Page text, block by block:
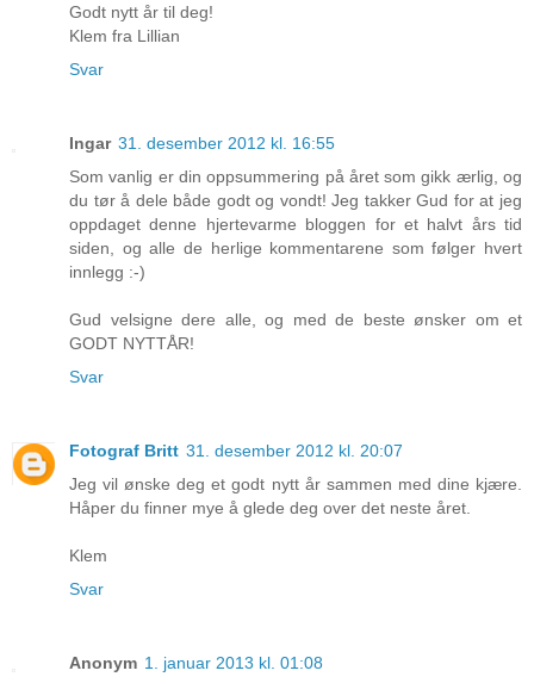
Godt nytt år til deg!
Klem fra Lillian
Svar
Ingar 31. desember 2012 kl. 16:55
Som vanlig er din oppsummering på året som gikk ærlig, og
du tør å dele både godt og vondt! Jeg takker Gud for at jeg
oppdaget denne hjertevarme bloggen for et halvt års tid
siden, og alle de herlige kommentarene som følger hvert
innlegg :-)
Gud velsigne dere alle, og med de beste ønsker om et
GODT NYTTÅR!
Svar
Fotograf Britt 31. desember 2012 kl. 20:07
Jeg vil ønske deg et godt nytt år sammen med dine kjære.
Håper du finner mye å glede deg over det neste året.
Klem
Svar
Anonym 1. januar 2013 kl. 01:08